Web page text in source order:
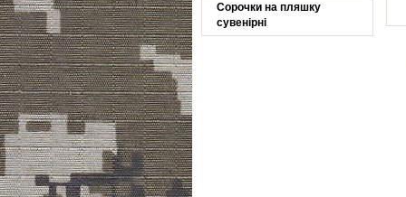
Сорочки на пляшку
сувенірні